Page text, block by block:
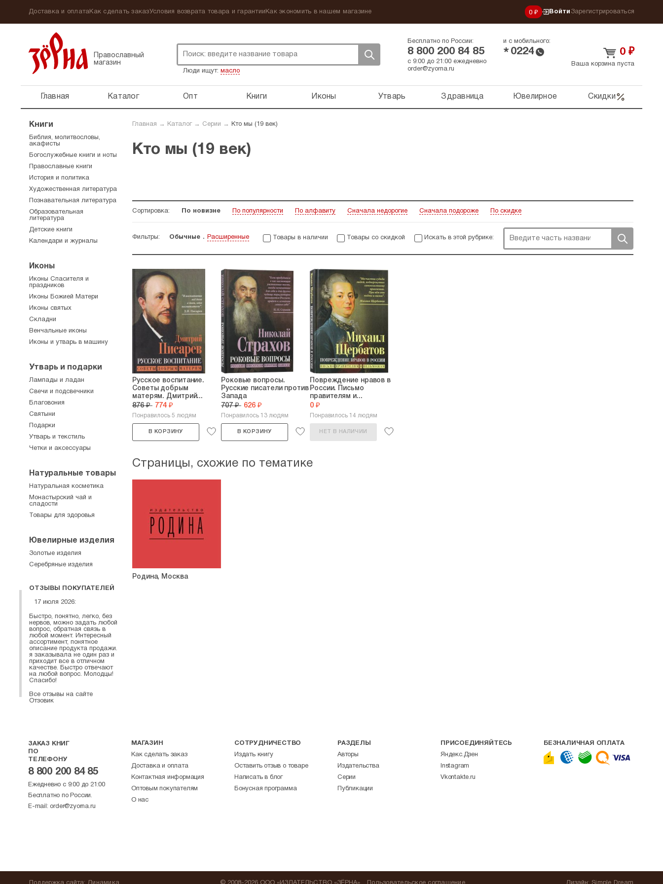
Доставка и оплатаКак сделать заказУсловия возврата товара и гарантии Как экономить в нашем магазине 0 ₽ Войти Зарегистрироваться
Православный
магазин
Люди ищут: масло
Бесплатно по России:
8 800 200 84 85
и с мобильного:
* 0224
с 9:00 до 21:00 ежедневно
order@zyorna.ru
0 ₽
Ваша корзина пуста
Главная Каталог Опт Книги Иконы Утварь Здравница Ювелирное Скидки
Главная → Каталог→ Серии → Кто мы (19 век)
Кто мы (19 век)
Сортировка: По новизне По популярности По алфавиту Сначала недорогие Сначала подороже По скидке
Фильтры: Обычные Расширенные Товары в наличии Товары со скидкой Искать в этой рубрике:
Русское воспитание.
Советы добрым
матерям. Дмитрий...
876 ₽ 774 ₽
Понравилось 5 людям
В КОРЗИНУ
Роковые вопросы.
Русские писатели против
Запада
707 ₽ 626 ₽
Понравилось 13 людям
В КОРЗИНУ
Повреждение нравов в
России. Письмо
правителям и...
0 ₽
Понравилось 14 людям
НЕТ В НАЛИЧИИ
Страницы, схожие по тематике
Родина, Москва
Книги
Библия, молитвословы,
акафисты
Богослужебные книги и ноты
Православные книги
История и политика
Художественная литература
Познавательная литература
Образовательная
литература
Детские книги
Календари и журналы
Иконы
Иконы Спасителя и
праздников
Иконы Божией Матери
Иконы святых
Складни
Венчальные иконы
Иконы и утварь в машину
Утварь и подарки
Лампады и ладан
Свечи и подсвечники
Благовония
Святыни
Подарки
Утварь и текстиль
Четки и аксессуары
Натуральные товары
Натуральная косметика
Монастырский чай и
сладости
Товары для здоровья
Ювелирные изделия
Золотые изделия
Серебряные изделия
ОТЗЫВЫ ПОКУПАТЕЛЕЙ
17 июля 2026:
Быстро, понятно, легко, без
нервов, можно задать любой
вопрос, обратная связь в
любой момент. Интересный
ассортимент, понятное
описание продукта продажи.
я заказывала не один раз и
приходит все в отличном
качестве. Быстро отвечают
на любой вопрос. Молодцы!
Спасибо!
Все отзывы на сайте
Отзовик
ЗАКАЗ КНИГ
ПО
ТЕЛЕФОНУ
8 800 200 84 85
Ежедневно с 9:00 до 21:00
Бесплатно по России.
E-mail: order@zyorna.ru
МАГАЗИН
Как сделать заказ
Доставка и оплата
Контактная информация
Оптовым покупателям
О нас
СОТРУДНИЧЕСТВО
Издать книгу
Оставить отзыв о товаре
Написать в блог
Бонусная программа
РАЗДЕЛЫ
Авторы
Издательства
Серии
Публикации
ПРИСОЕДИНЯЙТЕСЬ
Яндекс.Дзен
Instagram
Vkontakte.ru
БЕЗНАЛИЧНАЯ ОПЛАТА